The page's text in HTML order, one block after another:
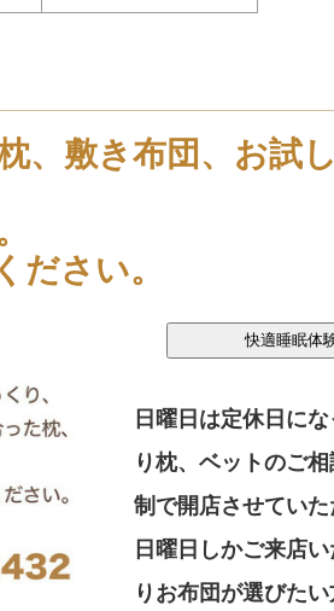
、敷き布団、お試
ださい。
日曜日は定休日に
り枕、ベットのご
制で開店させていた
日曜日しかご来店
りお布団が選びた